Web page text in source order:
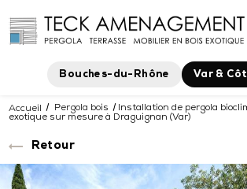
Bouches-du-Rhône Var &
Accueil Pergola bois
Installation de pergola
exotique sur mesure à Draguignan (Var)
Retour